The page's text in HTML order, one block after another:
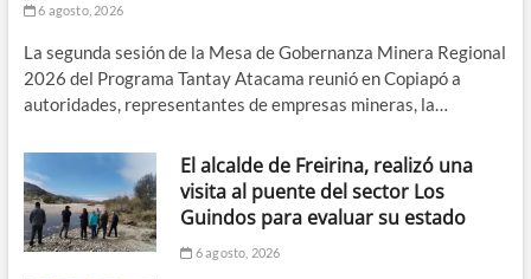
6 agosto, 2026
La segunda sesión de la Mesa de Gobernanza Minera Regional
2026 del Programa Tantay Atacama reunió en Copiapó a
autoridades, representantes de empresas mineras, la…
El alcalde de Freirina, realizó una
visita al puente del sector Los
Guindos para evaluar su estado
6 agosto, 2026